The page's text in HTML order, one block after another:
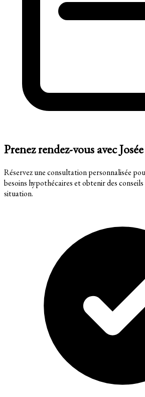
Prenez rendez-vous avec Josée
Réservez une consultation personnalisée
besoins hypothécaires et obtenir des
situation.